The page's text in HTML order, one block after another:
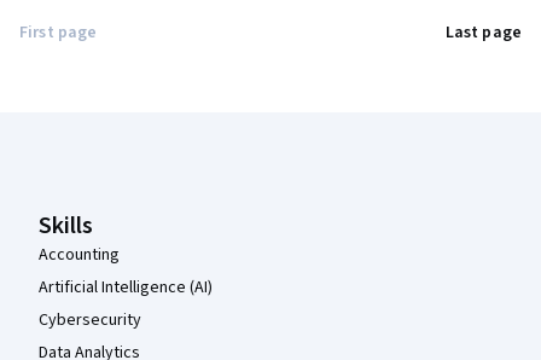
First page Last page
Skills
Accounting
Artificial Intelligence (AI)
Cybersecurity
Data Analytics